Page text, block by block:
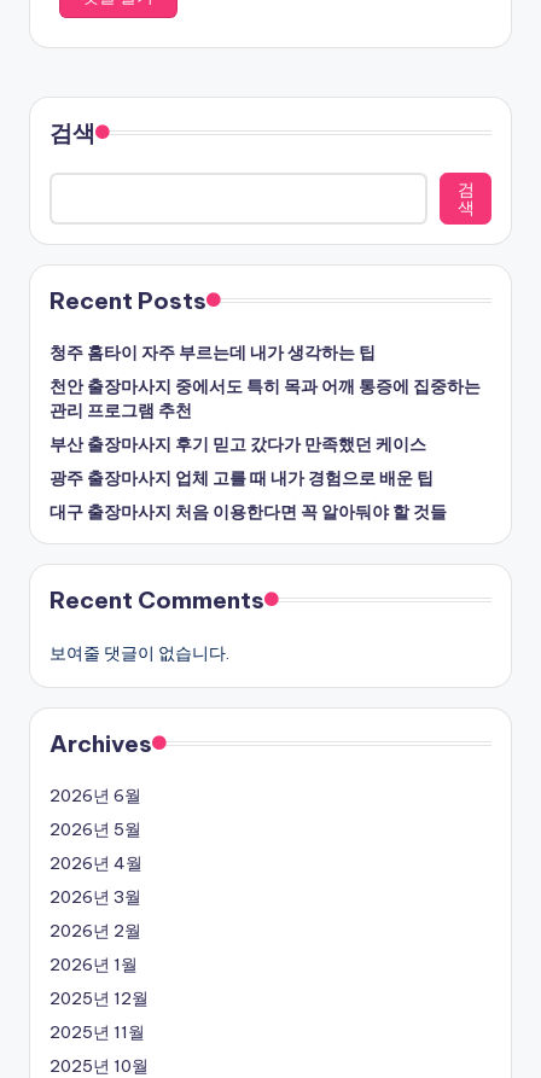
검색
검
색
Recent Posts
청주 홈타이 자주 부르는데 내가 생각하는 팁
천안 출장마사지 중에서도 특히 목과 어깨 통증에 집중하는
관리 프로그램 추천
부산 출장마사지 후기 믿고 갔다가 만족했던 케이스
광주 출장마사지 업체 고를 때 내가 경험으로 배운 팁
대구 출장마사지 처음 이용한다면 꼭 알아둬야 할 것들
Recent Comments
보여줄 댓글이 없습니다.
Archives
2026년 6월
2026년 5월
2026년 4월
2026년 3월
2026년 2월
2026년 1월
2025년 12월
2025년 11월
2025년 10월